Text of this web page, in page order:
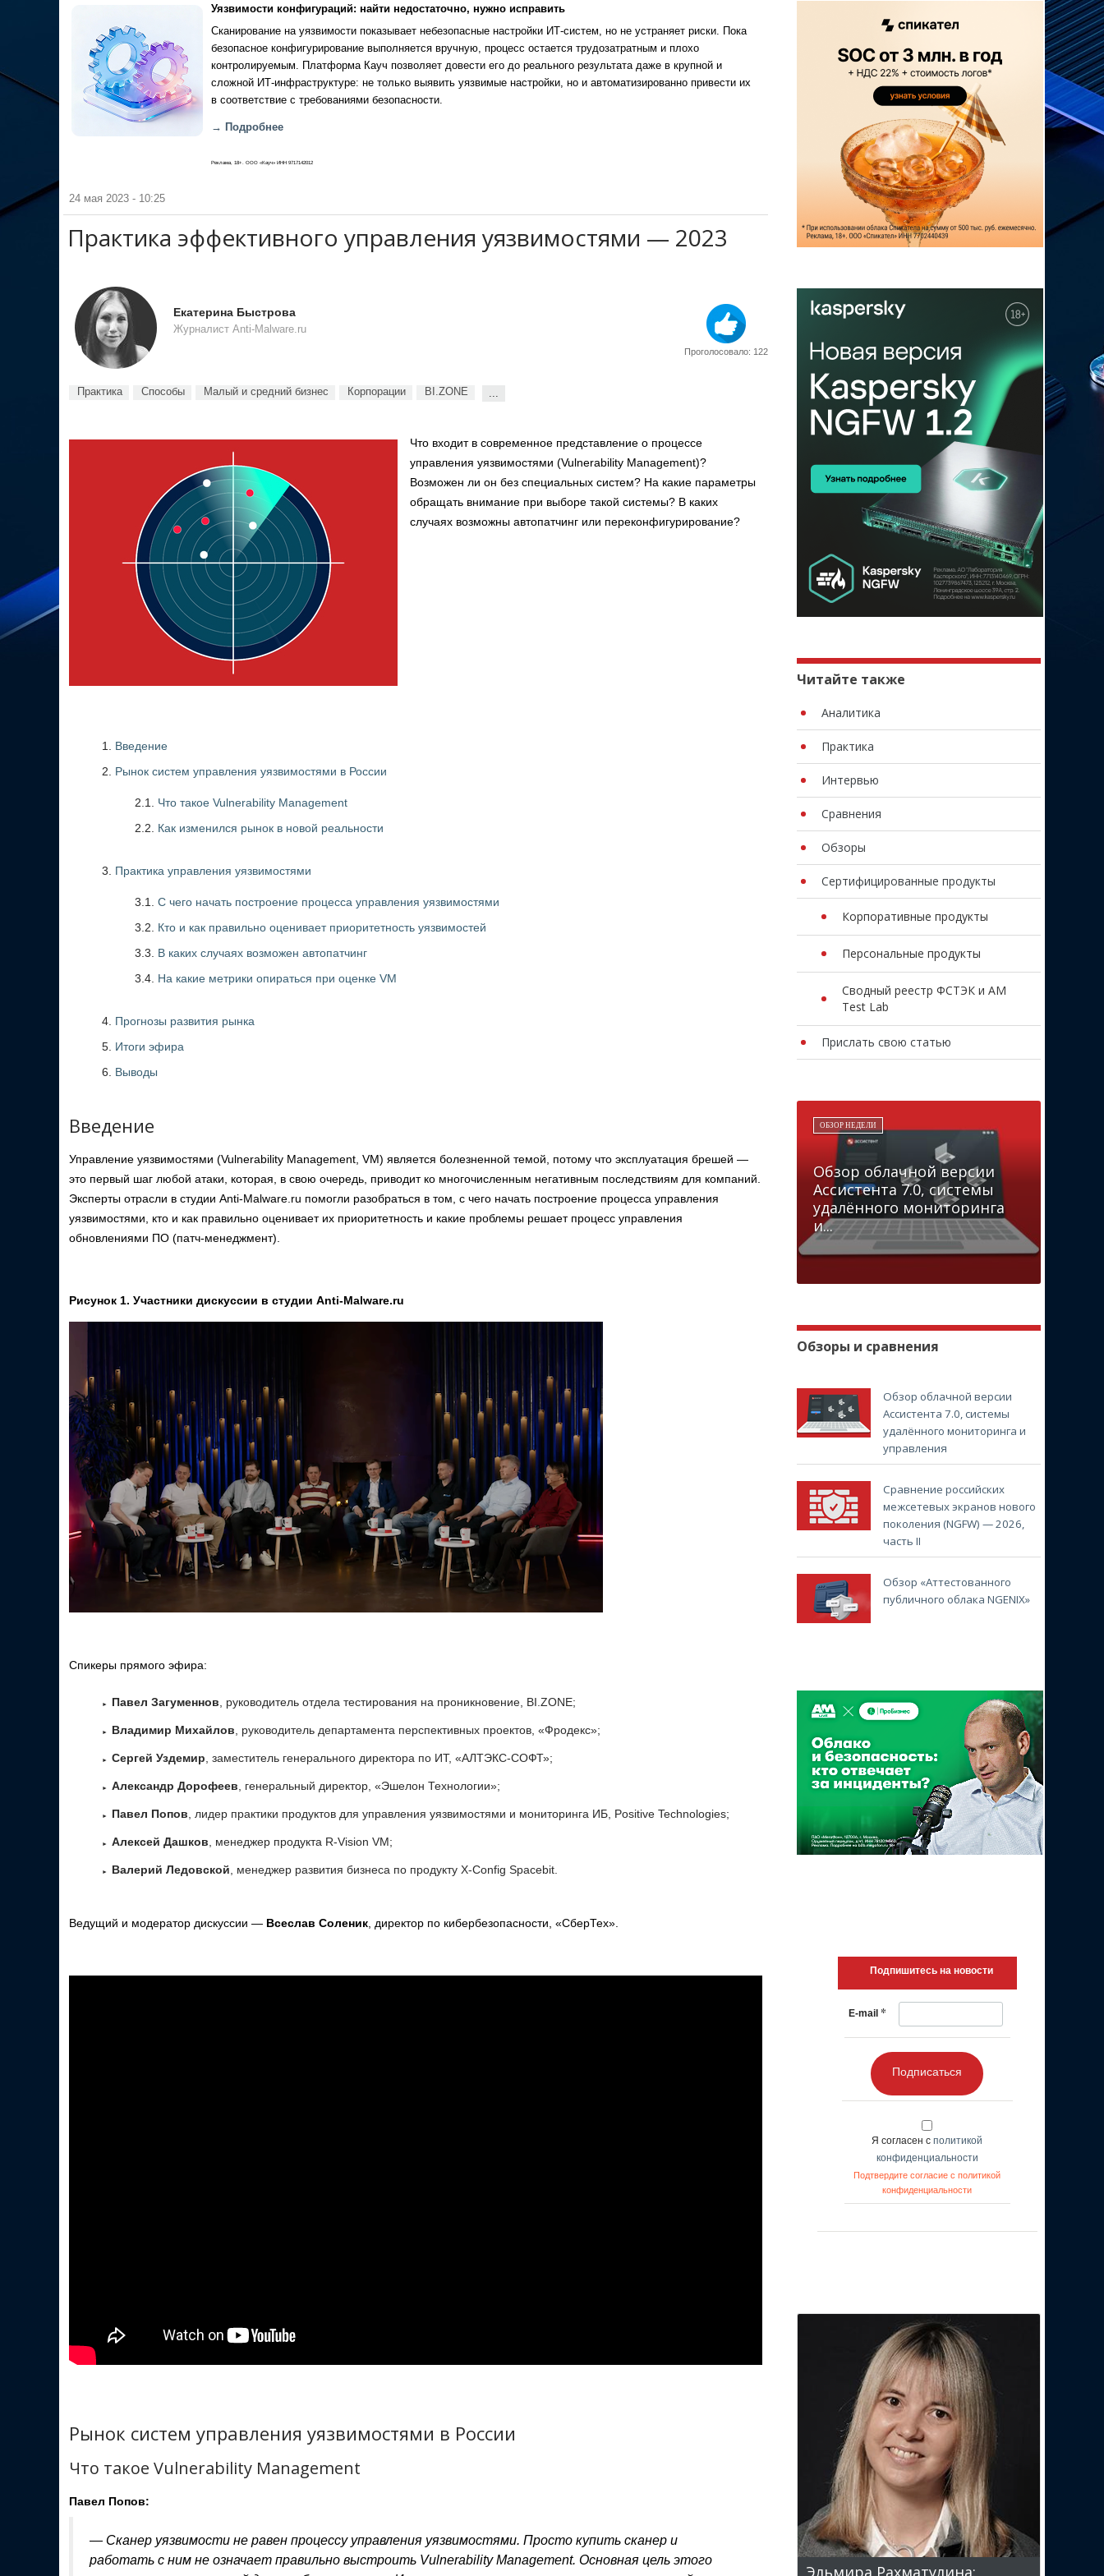
Уязвимости конфигураций: найти недостаточно, нужно исправить
Сканирование на уязвимости показывает небезопасные настройки ИТ-систем, но не устраняет риски. Пока
безопасное конфигурирование выполняется вручную, процесс остается трудозатратным и плохо
контролируемым. Платформа Кауч позволяет довести его до реального результата даже в крупной и
сложной ИТ-инфраструктуре: не только выявить уязвимые настройки, но и автоматизированно привести их
в соответствие с требованиями безопасности.
→ Подробнее
Реклама, 18+. ООО «Кауч» ИНН 9717142012
24 мая 2023 - 10:25
Практика эффективного управления уязвимостями — 2023
Екатерина Быстрова
Журналист Anti-Malware.ru
Проголосовало: 122
Практика Способы Малый и средний бизнес Корпорации BI.ZONE ...
Что входит в современное представление о процессе
управления уязвимостями (Vulnerability Management)?
Возможен ли он без специальных систем? На какие параметры
обращать внимание при выборе такой системы? В каких
случаях возможны автопатчинг или переконфигурирование?
Введение
Рынок систем управления уязвимостями в России
2.1. Что такое Vulnerability Management
2.2. Как изменился рынок в новой реальности
Практика управления уязвимостями
3.1. С чего начать построение процесса управления уязвимостями
3.2. Кто и как правильно оценивает приоритетность уязвимостей
3.3. В каких случаях возможен автопатчинг
3.4. На какие метрики опираться при оценке VM
Прогнозы развития рынка
Итоги эфира
Выводы
Введение
Управление уязвимостями (Vulnerability Management, VM) является болезненной темой, потому что эксплуатация брешей —
это первый шаг любой атаки, которая, в свою очередь, приводит ко многочисленным негативным последствиям для компаний.
Эксперты отрасли в студии Anti-Malware.ru помогли разобраться в том, с чего начать построение процесса управления
уязвимостями, кто и как правильно оценивает их приоритетность и какие проблемы решает процесс управления
обновлениями ПО (патч-менеджмент).
Рисунок 1. Участники дискуссии в студии Anti-Malware.ru
Спикеры прямого эфира:
Павел Загуменнов , руководитель отдела тестирования на проникновение, BI.ZONE;
Владимир Михайлов , руководитель департамента перспективных проектов, «Фродекс»;
Сергей Уздемир , заместитель генерального директора по ИТ, «АЛТЭКС-СОФТ»;
Александр Дорофеев , генеральный директор, «Эшелон Технологии»;
Павел Попов , лидер практики продуктов для управления уязвимостями и мониторинга ИБ, Positive Technologies;
Алексей Дашков , менеджер продукта R-Vision VM;
Валерий Ледовской , менеджер развития бизнеса по продукту X-Config Spacebit.
Ведущий и модератор дискуссии — Всеслав Соленик , директор по кибербезопасности, «СберТех».
Рынок систем управления уязвимостями в России
Что такое Vulnerability Management
Павел Попов:
— Сканер уязвимости не равен процессу управления уязвимостями. Просто купить сканер и
работать с ним не означает правильно выстроить Vulnerability Management. Основная цель этого
Читайте также
Аналитика
Практика
Интервью
Сравнения
Обзоры
Сертифицированные продукты
Корпоративные продукты
Персональные продукты
Сводный реестр ФСТЭК и AM
Test Lab
Прислать свою статью
ОБЗОР НЕДЕЛИ
Обзор облачной версии
Ассистента 7.0, системы
удалённого мониторинга
и...
Обзоры и сравнения
Обзор облачной версии
Ассистента 7.0, системы
удалённого мониторинга и
управления
Сравнение российских
межсетевых экранов нового
поколения (NGFW) — 2026,
часть II
Обзор «Аттестованного
публичного облака NGENIX»
Подпишитесь на новости
E-mail *
Подписаться
Я согласен с политикой
конфиденциальности
Подтвердите согласие с политикой
конфиденциальности
Эльмира Рахматулина: